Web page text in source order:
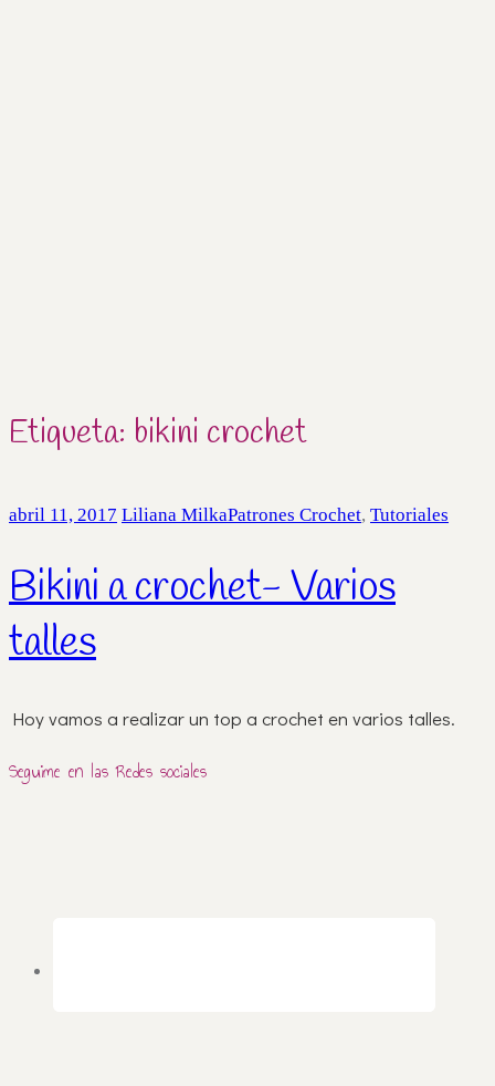
Etiqueta: bikini crochet
abril 11, 2017 Liliana MilkaPatrones Crochet, Tutoriales
Bikini a crochet- Varios
talles
Hoy vamos a realizar un top a crochet en varios talles.
Seguime en las Redes sociales